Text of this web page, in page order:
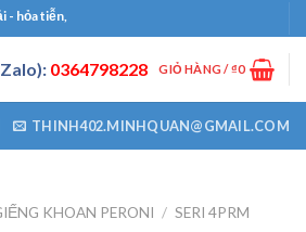
tiễn, bơm công nghiệp, bơm định lượng, máy thổi
0364798228 GIỎ HÀNG /₫0
THINH402.MINHQUAN@GMAIL.COM
KHOAN PERONI / SERI 4PRM